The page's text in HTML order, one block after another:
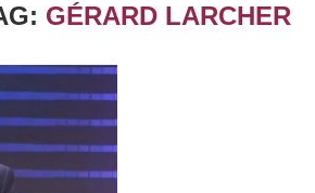
GÉRARD LARCHER